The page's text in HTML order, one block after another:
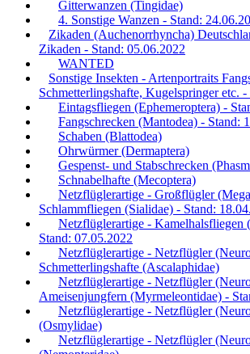
Gitterwanzen (Tingidae)
4. Sonstige Wanzen - Stand:
Zikaden (Auchenorrhyncha)
Zikaden - Stand: 05.06.2022
WANTED
Sonstige Insekten - Artenportraits
Schmetterlingshafte, Kugelspringer etc.
Eintagsfliegen (Ephemeroptera) -
Fangschrecken (Mantodea) - Stand:
Schaben (Blattodea)
Ohrwürmer (Dermaptera)
Gespenst- und Stabschrecken
Schnabelhafte (Mecoptera)
Netzflüglerartige - Großflügler
Schlammfliegen (Sialidae) - Stand:
Netzflüglerartige - Kamelhalsfliegen
Stand: 07.05.2022
Netzflüglerartige - Netzflügler
Schmetterlingshafte (Ascalaphidae)
Netzflüglerartige - Netzflügler
Ameisenjungfern (Myrmeleontidae) -
Netzflüglerartige - Netzflügler
(Osmylidae)
Netzflüglerartige - Netzflügler